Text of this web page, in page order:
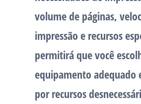
volume de páginas,
impressão e recursos
permitirá que você
equipamento adequado
por recursos